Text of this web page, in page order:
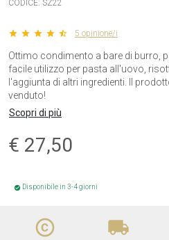
CODICE: SZ22
star star star star star_half 5 opinione/i
Ottimo condimento a bare di burro,
facile utilizzo per pasta all'uovo,
l'aggiunta di altri ingredienti. Il
venduto!
Scopri di più
€ 27,50
check_circle Disponibile in 3-4 giorni
copyright local_shipping